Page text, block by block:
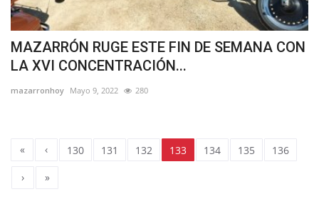
MAZARRÓN RUGE ESTE FIN DE SEMANA CON
LA XVI CONCENTRACIÓN...
mazarronhoy Mayo 9, 2022 280
« ‹ 130 131 132 133 134 135
136
›
»